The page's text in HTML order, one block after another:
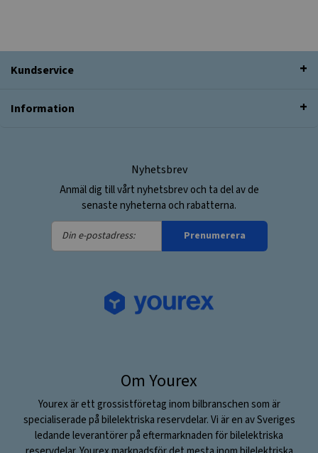
Kundservice
Information
Nyhetsbrev
Anmäl dig till vårt nyhetsbrev och ta del av de
senaste nyheterna och rabatterna.
Din
e-
Prenumerera
Om Yourex
Yourex är ett grossistföretag inom bilbranschen som är
specialiserade på bilelektriska reservdelar. Vi är en av Sveriges
ledande leverantörer på eftermarknaden för bilelektriska